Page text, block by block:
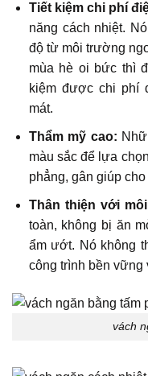
Tiết kiệm chi phí
năng cách nhiệt.
độ từ môi trường
mùa hè oi bức thì
kiệm được chi phí
mát.
Thẩm mỹ cao:
màu sắc để lựa
phẳng, gân giúp
Thân thiện với
toàn, không bị ăn
ẩm ướt. Nó không
công trình bền vững
vách